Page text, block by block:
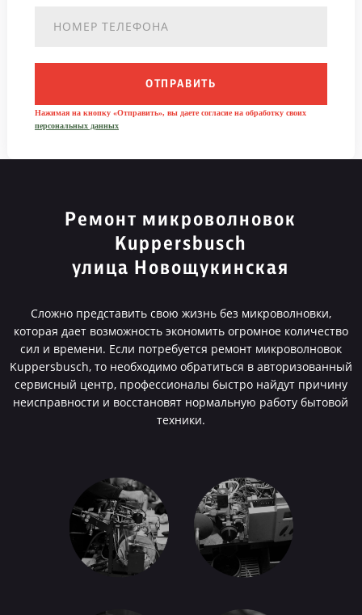
ОТПРАВИТЬ
Нажимая на кнопку «Отправить», вы даете согласие на обработку своих
персональных данных
Ремонт микроволновок
Kuppersbusch
улица Новощукинская
Сложно представить свою жизнь без микроволновки,
которая дает возможность экономить огромное количество
сил и времени. Если потребуется ремонт микроволновок
Kuppersbusch, то необходимо обратиться в авторизованный
сервисный центр, профессионалы быстро найдут причину
неисправности и восстановят нормальную работу бытовой
техники.